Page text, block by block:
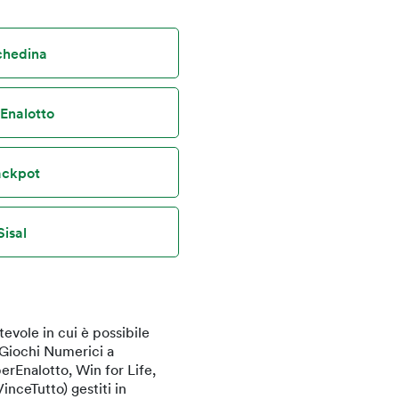
in cui è possibile
Numerici a
Win for Life,
gestiti in